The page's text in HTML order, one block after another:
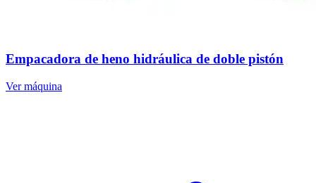
Empacadora de heno hidráulica de doble pistón
Ver máquina